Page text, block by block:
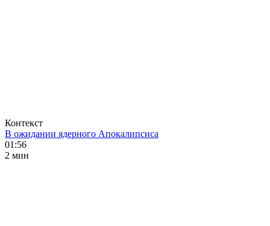
Контекст
В ожидании ядерного Апокалипсиса
01:56
2 мин